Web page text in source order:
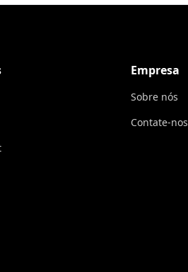
Empresa
Sobre nós
Contate-nos